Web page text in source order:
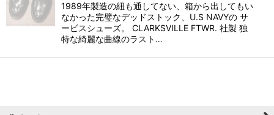
1989年製造の紐も通してない、箱から出してもい
なかった完璧なデッドストック、U.S NAVYの サ
ービスシューズ。 CLARKSVILLE FTWR. 社製 独
特な綺麗な曲線のラスト…